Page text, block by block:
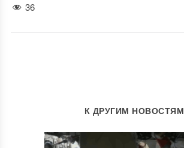
36
К ДРУГИМ НОВОСТЯМ